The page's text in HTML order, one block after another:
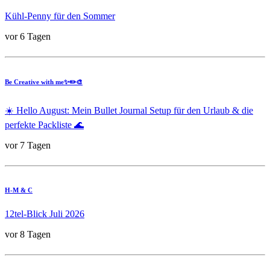
Kühl-Penny für den Sommer
vor 6 Tagen
Be Creative with me✨✏️🎨
☀️ Hello August: Mein Bullet Journal Setup für den Urlaub & die
perfekte Packliste 🌊
vor 7 Tagen
H-M & C
12tel-Blick Juli 2026
vor 8 Tagen